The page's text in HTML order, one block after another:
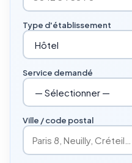
Type d'établissement
Service demandé
Ville / code postal